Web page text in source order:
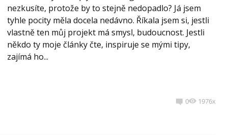
nezkusíte, protože by to stejně nedopadlo? Já jsem
tyhle pocity měla docela nedávno. Říkala jsem si, jestli
vlastně ten můj projekt má smysl, budoucnost. Jestli
někdo ty moje články čte, inspiruje se mými tipy,
zajímá ho...
0 1976x